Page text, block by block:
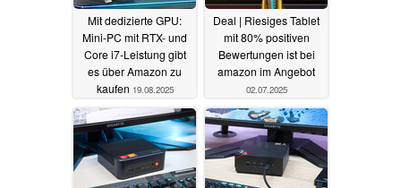
Mit dedizierte GPU:
Mini-PC mit RTX- und
Core i7-Leistung gibt
es über Amazon zu
kaufen 19.08.2025
Deal | Riesiges Tablet
mit 80% positiven
Bewertungen ist bei
amazon im Angebot
02.07.2025